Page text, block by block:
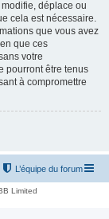
déplace ou
cela est nécessaire.
que vous avez
que ces
votre
pourront être tenus
à compromettre
L’équipe du forum
Limited